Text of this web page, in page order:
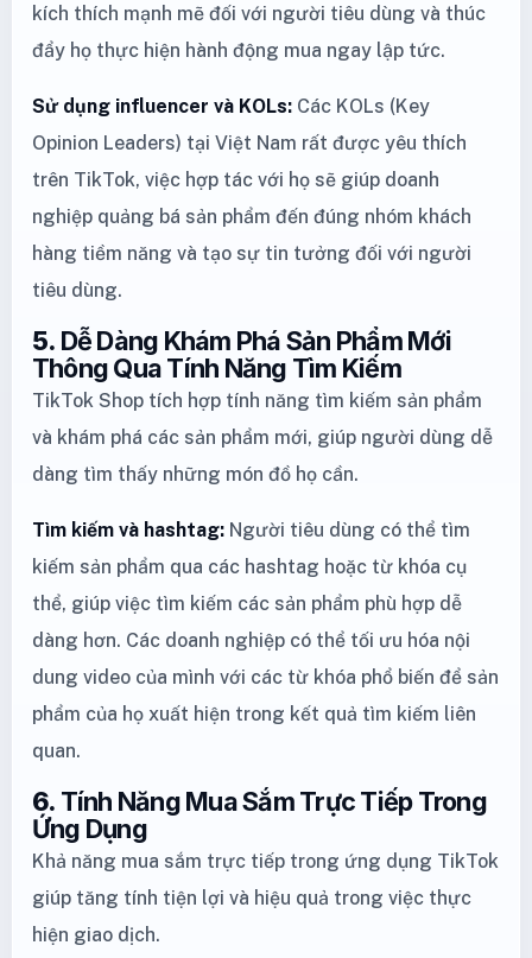
kích thích mạnh mẽ đối với người tiêu dùng và thúc
đẩy họ thực hiện hành động mua ngay lập tức.
Sử dụng influencer và KOLs: Các KOLs (Key
Opinion Leaders) tại Việt Nam rất được yêu thích
trên TikTok, việc hợp tác với họ sẽ giúp doanh
nghiệp quảng bá sản phẩm đến đúng nhóm khách
hàng tiềm năng và tạo sự tin tưởng đối với người
tiêu dùng.
5. Dễ Dàng Khám Phá Sản Phẩm Mới
Thông Qua Tính Năng Tìm Kiếm
TikTok Shop tích hợp tính năng tìm kiếm sản phẩm
và khám phá các sản phẩm mới, giúp người dùng dễ
dàng tìm thấy những món đồ họ cần.
Tìm kiếm và hashtag: Người tiêu dùng có thể tìm
kiếm sản phẩm qua các hashtag hoặc từ khóa cụ
thể, giúp việc tìm kiếm các sản phẩm phù hợp dễ
dàng hơn. Các doanh nghiệp có thể tối ưu hóa nội
dung video của mình với các từ khóa phổ biến để sản
phẩm của họ xuất hiện trong kết quả tìm kiếm liên
quan.
6. Tính Năng Mua Sắm Trực Tiếp Trong
Ứng Dụng
Khả năng mua sắm trực tiếp trong ứng dụng TikTok
giúp tăng tính tiện lợi và hiệu quả trong việc thực
hiện giao dịch.